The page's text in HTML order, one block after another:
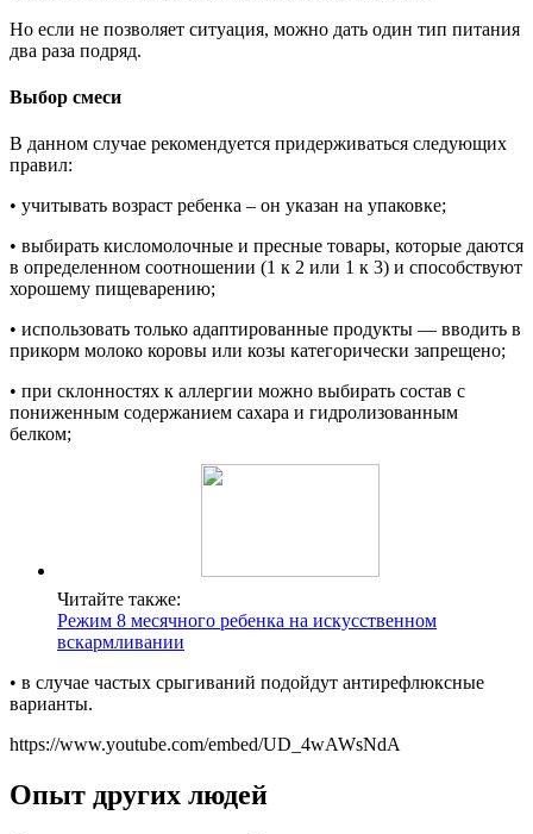
Но если не позволяет ситуация, можно дать один тип питания
два раза подряд.
Выбор смеси
В данном случае рекомендуется придерживаться следующих
правил:
• учитывать возраст ребенка – он указан на упаковке;
• выбирать кисломолочные и пресные товары, которые даются
в определенном соотношении (1 к 2 или 1 к 3) и способствуют
хорошему пищеварению;
• использовать только адаптированные продукты — вводить в
прикорм молоко коровы или козы категорически запрещено;
• при склонностях к аллергии можно выбирать состав с
пониженным содержанием сахара и гидролизованным
белком;
Читайте также:
Режим 8 месячного ребенка на искусственном
вскармливании
• в случае частых срыгиваний подойдут антирефлюксные
варианты.
https://www.youtube.com/embed/UD_4wAWsNdA
Опыт других людей